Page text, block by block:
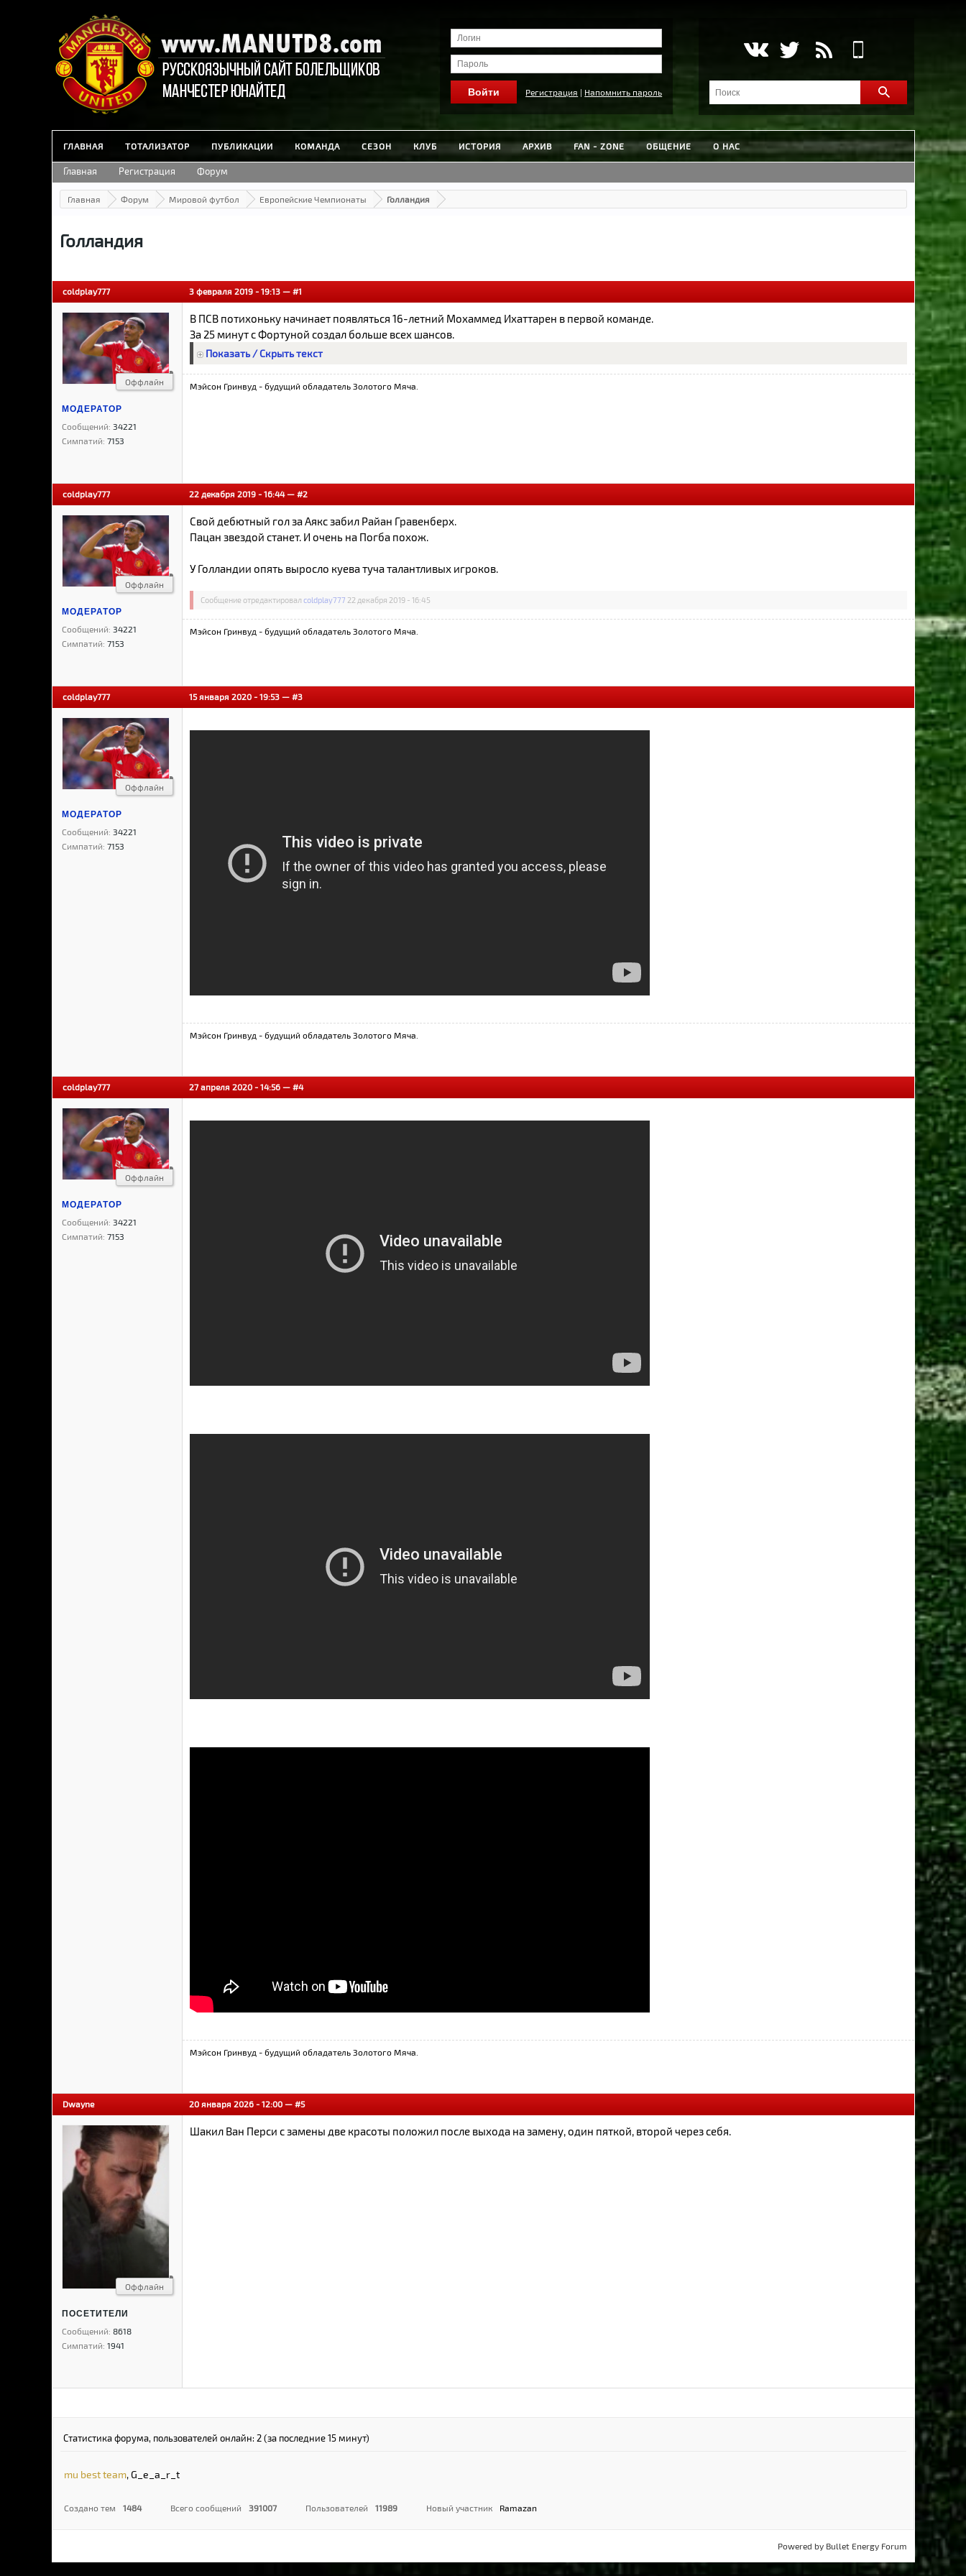
Регистрация | Напомнить пароль
ГЛАВНАЯ ТОТАЛИЗАТОР ПУБЛИКАЦИИ КОМАНДА СЕЗОН КЛУБ ИСТОРИЯ АРХИВ FAN - ZONE ОБЩЕНИЕ О НАС
Главная Регистрация Форум
Главная Форум Мировой футбол Европейские Чемпионаты Голландия
Голландия
coldplay777 3 февраля 2019 - 19:13 — #1
Оффлайн
МОДЕРАТОР
Сообщений: 34221
Симпатий: 7153
В ПСВ потихоньку начинает появляться 16-летний Мохаммед Ихаттарен в первой команде.
За 25 минут с Фортуной создал больше всех шансов.
Показать / Скрыть текст
Мэйсон Гринвуд - будущий обладатель Золотого Мяча.
coldplay777 22 декабря 2019 - 16:44 — #2
Оффлайн
МОДЕРАТОР
Сообщений: 34221
Симпатий: 7153
Свой дебютный гол за Аякс забил Райан Гравенберх.
Пацан звездой станет. И очень на Погба похож.
У Голландии опять выросло куева туча талантливых игроков.
Сообщение отредактировал coldplay777 22 декабря 2019 - 16:45
Мэйсон Гринвуд - будущий обладатель Золотого Мяча.
coldplay777 15 января 2020 - 19:53 — #3
Оффлайн
МОДЕРАТОР
Сообщений: 34221
Симпатий: 7153
Мэйсон Гринвуд - будущий обладатель Золотого Мяча.
coldplay777 27 апреля 2020 - 14:56 — #4
Оффлайн
МОДЕРАТОР
Сообщений: 34221
Симпатий: 7153
Мэйсон Гринвуд - будущий обладатель Золотого Мяча.
Dwayne 20 января 2026 - 12:00 — #5
Оффлайн
ПОСЕТИТЕЛИ
Сообщений: 8618
Симпатий: 1941
Шакил Ван Перси с замены две красоты положил после выхода на замену, один пяткой, второй через себя.
Статистика форума, пользователей онлайн: 2 (за последние 15 минут)
mu best team,G_e_a_r_t
Создано тем 1484 Всего сообщений 391007 Пользователей 11989 Новый участник Ramazan
Powered by Bullet Energy Forum